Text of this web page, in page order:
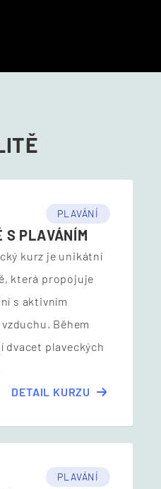
PLAVÁNÍ
S PLAVÁNÍM
kurz je unikátní
která propojuje
s aktivním
Během
dvacet plaveckých
DETAIL KURZU
PLAVÁNÍ